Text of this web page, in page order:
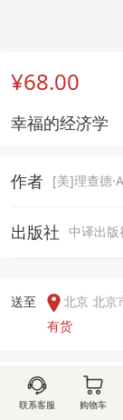
¥68.00
幸福的经济学
作者
出版社 中译出版
送至
北京 北京
有货
用户评论(
联系客服 购物车